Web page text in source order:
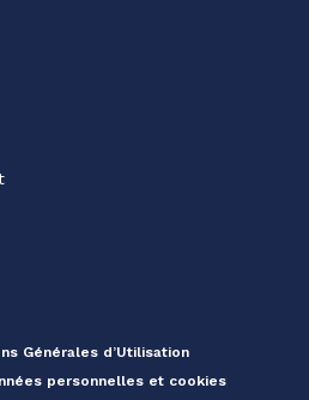
Générales d’Utilisation
personnelles et cookies